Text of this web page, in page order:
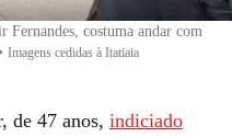
Fernandes, costuma andar com
Imagens cedidas à Itatiaia
de 47 anos, indiciado